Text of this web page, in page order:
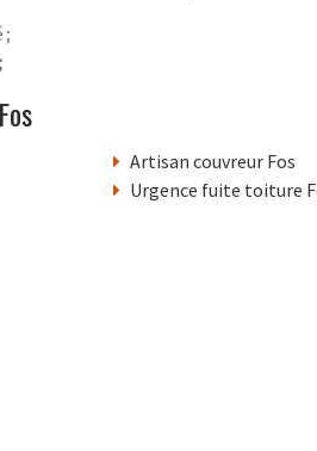
;
Artisan couvreur Fos
Urgence fuite toiture